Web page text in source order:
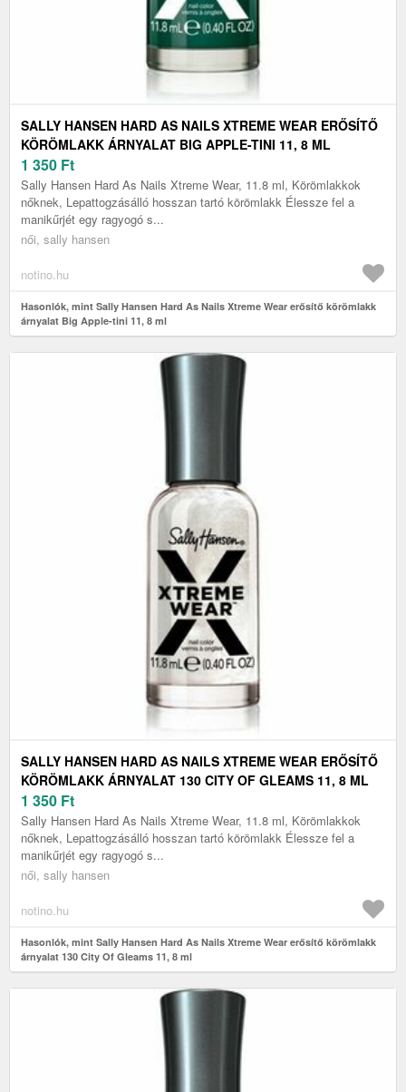
SALLY HANSEN HARD AS NAILS XTREME WEAR ERŐSÍTŐ
KÖRÖMLAKK ÁRNYALAT BIG APPLE-TINI 11, 8 ML
1 350 Ft
Sally Hansen Hard As Nails Xtreme Wear, 11.8 ml, Körömlakkok
nőknek, Lepattogzásálló hosszan tartó körömlakk Élessze fel a
manikűrjét egy ragyogó s...
női, sally hansen
notino.hu
Hasonlók, mint Sally Hansen Hard As Nails Xtreme Wear erősítő körömlakk
árnyalat Big Apple-tini 11, 8 ml
SALLY HANSEN HARD AS NAILS XTREME WEAR ERŐSÍTŐ
KÖRÖMLAKK ÁRNYALAT 130 CITY OF GLEAMS 11, 8 ML
1 350 Ft
Sally Hansen Hard As Nails Xtreme Wear, 11.8 ml, Körömlakkok
nőknek, Lepattogzásálló hosszan tartó körömlakk Élessze fel a
manikűrjét egy ragyogó s...
női, sally hansen
notino.hu
Hasonlók, mint Sally Hansen Hard As Nails Xtreme Wear erősítő körömlakk
árnyalat 130 City Of Gleams 11, 8 ml